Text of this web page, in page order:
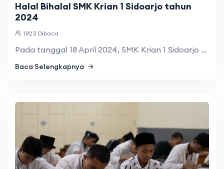
Halal Bihalal SMK Krian 1 Sidoarjo tahun
2024
1923 Dibaca
Pada tanggal 18 April 2024, SMK Krian 1 Sidoarjo mengadakan ...
Baca Selengkapnya